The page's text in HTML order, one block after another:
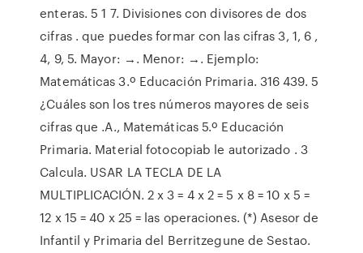
enteras. 5 1 7. Divisiones con divisores de dos
cifras . que puedes formar con las cifras 3, 1, 6 ,
4, 9, 5. Mayor: →. Menor: →. Ejemplo:
Matemáticas 3.º Educación Primaria. 316 439. 5
¿Cuáles son los tres números mayores de seis
cifras que .A., Matemáticas 5.º Educación
Primaria. Material fotocopiab le autorizado . 3
Calcula. USAR LA TECLA DE LA
MULTIPLICACIÓN. 2 x 3 = 4 x 2 = 5 x 8 = 10 x 5 =
12 x 15 = 40 x 25 = las operaciones. (*) Asesor de
Infantil y Primaria del Berritzegune de Sestao.